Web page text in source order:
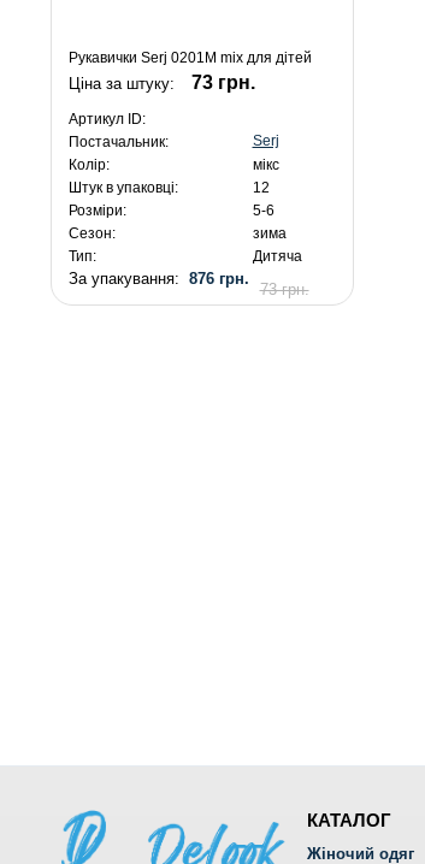
Рукавички Serj 0201M mix для дітей
Ціна за штуку: 73 грн.
Артикул ID:
Постачальник:
Serj
Колір:
мікс
Штук в упаковці:
12
Розміри:
5-6
Сезон:
зима
Тип:
Дитяча
За упакування: 876 грн.
73 грн.
КАТАЛОГ
Жіночий одяг